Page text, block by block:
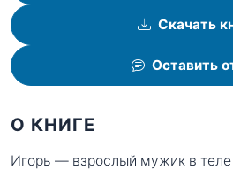
Скачать
Оставить
О КНИГЕ
Игорь — взрослый мужик в теле